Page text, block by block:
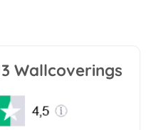
Wallcoverings